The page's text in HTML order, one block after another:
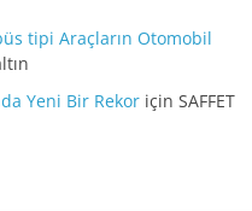
tipi Araçların Otomobil
Yeni Bir Rekor içinSAFFET